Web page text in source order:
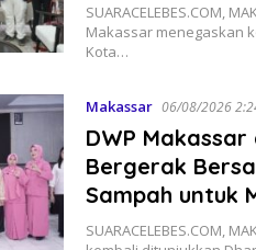
SUARACELEBES.COM,
Makassar menegaskan
Kota…
Makassar 06/08/2026
DWP
Bergerak
Sampah untuk
SUARACELEBES.COM,